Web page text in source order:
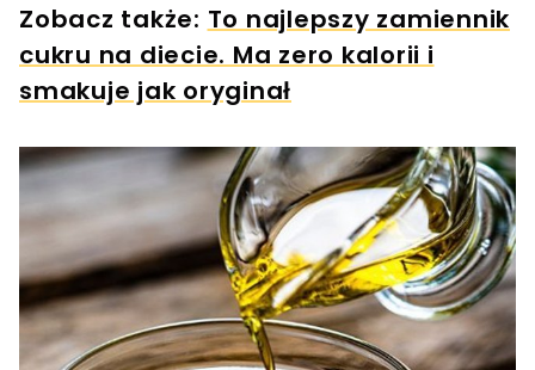
Zobacz także: To najlepszy zamiennik
cukru na diecie. Ma zero kalorii i
smakuje jak oryginał